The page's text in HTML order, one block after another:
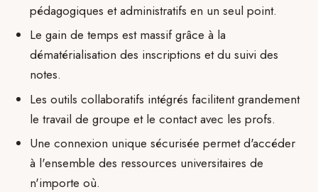
pédagogiques et administratifs en un seul point.
Le gain de temps est massif grâce à la
dématérialisation des inscriptions et du suivi des
notes.
Les outils collaboratifs intégrés facilitent grandement
le travail de groupe et le contact avec les profs.
Une connexion unique sécurisée permet d'accéder
à l'ensemble des ressources universitaires de
n'importe où.